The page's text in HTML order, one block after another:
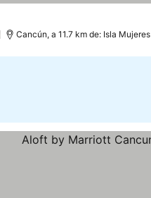
Cancún, a 11.7 km de: Isla Mujeres